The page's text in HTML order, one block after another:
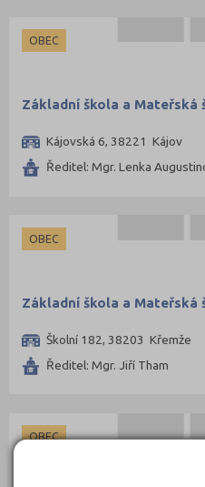
OBEC
Základní škola a Mateřská
Kájovská 6, 38221 Kájov
Ředitel: Mgr. Lenka
OBEC
Základní škola a Mateřská
Školní 182, 38203 Křemže
Ředitel: Mgr. Jiří Tham
OBEC